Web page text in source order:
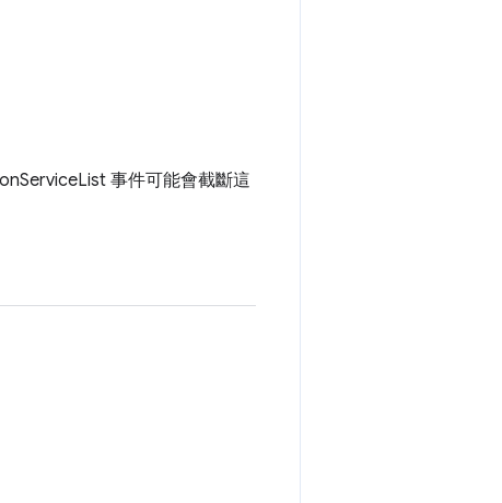
事件可能會截斷這